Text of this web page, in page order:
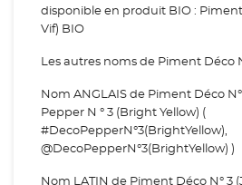
disponible en produit BIO :
Vif) BIO
Les autres noms de Piment Déco
Nom ANGLAIS de Piment Déco
Pepper N ° 3 (Bright Yellow) (
#DecoPepperN°3(BrightYellow),
@DecoPepperN°3(BrightYellow) )
Nom LATIN de Piment Déco N° 3